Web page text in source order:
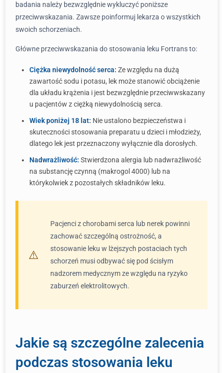
badania należy bezwzględnie wykluczyć poniższe
przeciwwskazania. Zawsze poinformuj lekarza o wszystkich
swoich schorzeniach.
Główne przeciwwskazania do stosowania leku Fortrans to:
Ciężka niewydolność serca: Ze względu na dużą
zawartość sodu i potasu, lek może stanowić obciążenie
dla układu krążenia i jest bezwzględnie przeciwwskazany
u pacjentów z ciężką niewydolnością serca.
Wiek poniżej 18 lat: Nie ustalono bezpieczeństwa i
skuteczności stosowania preparatu u dzieci i młodzieży,
dlatego lek jest przeznaczony wyłącznie dla dorosłych.
Nadwrażliwość: Stwierdzona alergia lub nadwrażliwość
na substancję czynną (makrogol 4000) lub na
którykolwiek z pozostałych składników leku.
Pacjenci z chorobami serca lub nerek powinni
zachować szczególną ostrożność, a
stosowanie leku w lżejszych postaciach tych
schorzeń musi odbywać się pod ścisłym
nadzorem medycznym ze względu na ryzyko
zaburzeń elektrolitowych.
Jakie są szczególne zalecenia
podczas stosowania leku